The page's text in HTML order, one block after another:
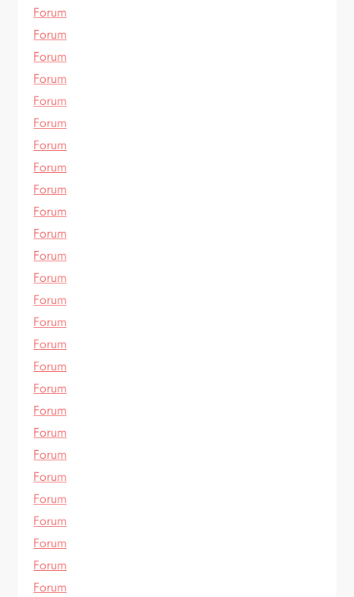
Forum
Forum
Forum
Forum
Forum
Forum
Forum
Forum
Forum
Forum
Forum
Forum
Forum
Forum
Forum
Forum
Forum
Forum
Forum
Forum
Forum
Forum
Forum
Forum
Forum
Forum
Forum